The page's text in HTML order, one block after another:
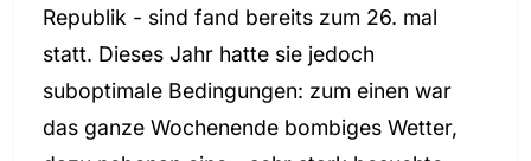
Republik - sind fand bereits zum 26. mal
statt. Dieses Jahr hatte sie jedoch
suboptimale Bedingungen: zum einen war
das ganze Wochenende bombiges Wetter,